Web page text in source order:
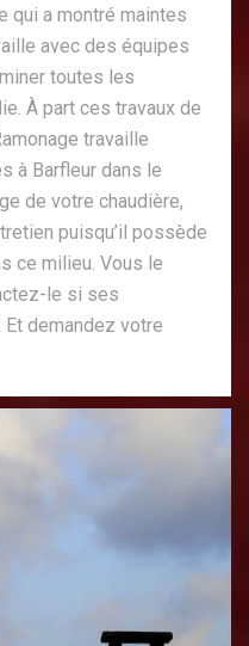
qui a montré maintes
avec des équipes
toutes les
À part ces travaux de
travaille
à Barfleur dans le
de votre chaudière,
puisqu’il possède
ce milieu. Vous le
le si ses
demandez votre